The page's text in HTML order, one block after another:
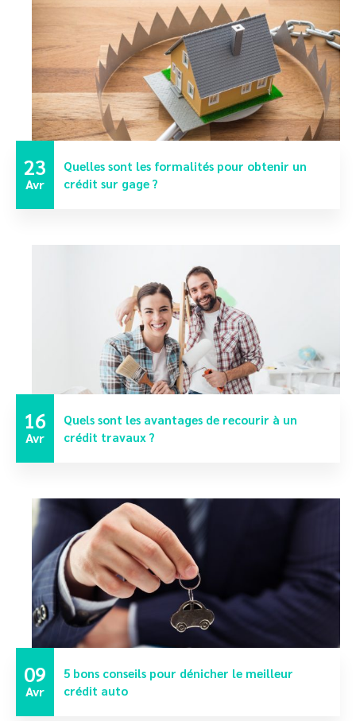
23
Avr
Quelles sont les formalités pour obtenir un
crédit sur gage ?
16
Avr
Quels sont les avantages de recourir à un
crédit travaux ?
09
Avr
5 bons conseils pour dénicher le meilleur
crédit auto